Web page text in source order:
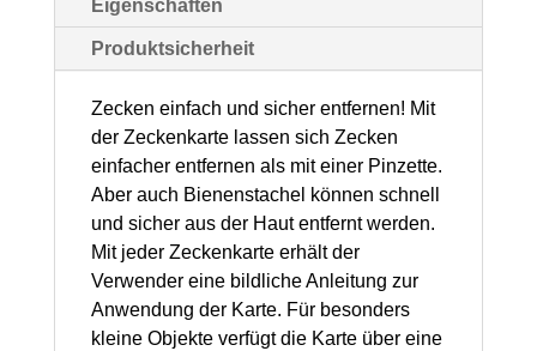
–
Scheckkartenformat,
Stück
Eigenschaften
Produktsicherheit
Zecken einfach und sicher entfernen! Mit
der Zeckenkarte lassen sich Zecken
einfacher entfernen als mit einer Pinzette.
Aber auch Bienenstachel können schnell
und sicher aus der Haut entfernt werden.
Mit jeder Zeckenkarte erhält der
Verwender eine bildliche Anleitung zur
Anwendung der Karte. Für besonders
kleine Objekte verfügt die Karte über eine